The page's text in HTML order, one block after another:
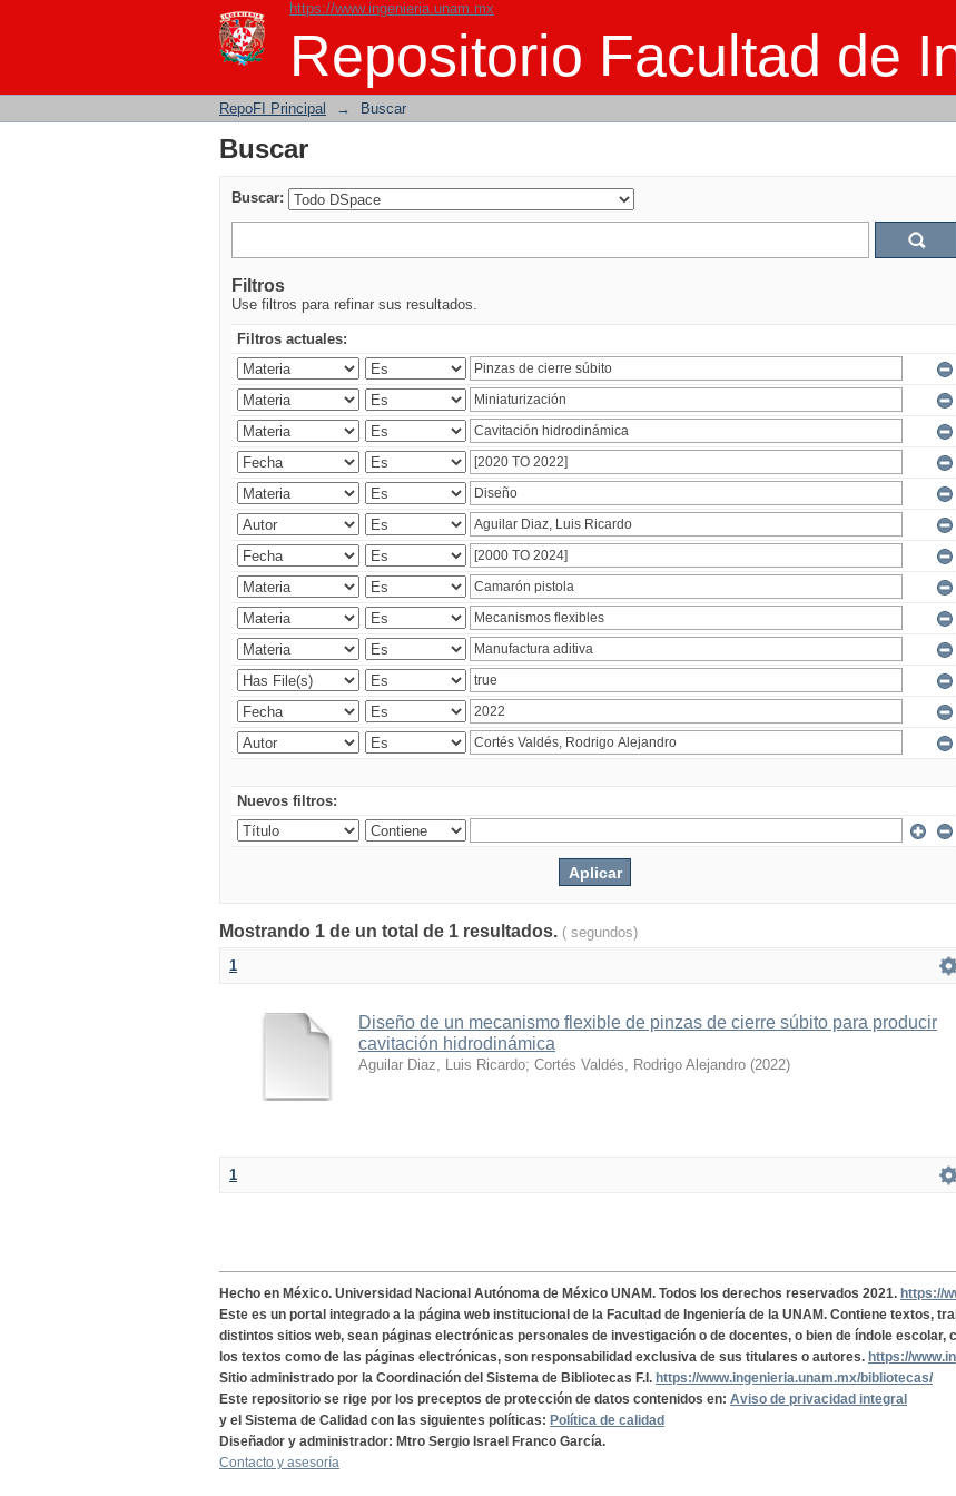
https://www.ingenieria.unam.mx
Repositorio Facultad de
Buscar
RepoFI Principal → Buscar
Buscar
Buscar:
Filtros
Use filtros para refinar sus resultados.
Filtros actuales:
Nuevos filtros:
Mostrando 1 de un total de 1 resultados. ( segundos)
1
Diseño de un mecanismo flexible de pinzas de cierre súbito para producir
cavitación hidrodinámica
Aguilar Diaz, Luis Ricardo; Cortés Valdés, Rodrigo Alejandro (2022)
1
Hecho en México. Universidad Nacional Autónoma de México UNAM. Todos los derechos reservados 2021. https://
Este es un portal integrado a la página web institucional de la Facultad de Ingeniería de la UNAM. Contiene textos,
distintos sitios web, sean páginas electrónicas personales de investigación o de docentes, o bien de índole escolar,
los textos como de las páginas electrónicas, son responsabilidad exclusiva de sus titulares o autores. https://
Sitio administrado por la Coordinación del Sistema de Bibliotecas F.I. https://www.ingenieria.unam.mx/bibliotecas/
Este repositorio se rige por los preceptos de protección de datos contenidos en: Aviso de privacidad integral
y el Sistema de Calidad con las siguientes políticas: Política de calidad
Diseñador y administrador: Mtro Sergio Israel Franco García.
Contacto y asesoría